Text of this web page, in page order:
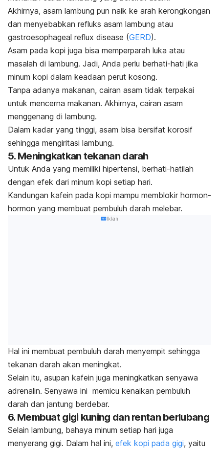
Akhirnya, asam lambung pun naik ke arah kerongkongan
dan menyebabkan refluks asam lambung atau
gastroesophageal reflux disease (GERD).
Asam pada kopi juga bisa memperparah luka atau
masalah di lambung. Jadi, Anda perlu berhati-hati jika
minum kopi dalam keadaan perut kosong.
Tanpa adanya makanan, cairan asam tidak terpakai
untuk mencerna makanan. Akhirnya, cairan asam
menggenang di lambung.
Dalam kadar yang tinggi, asam bisa bersifat korosif
sehingga mengiritasi lambung.
5. Meningkatkan tekanan darah
Untuk Anda yang memiliki hipertensi, berhati-hatilah
dengan efek dari minum kopi setiap hari.
Kandungan kafein pada kopi mampu memblokir hormon-
hormon yang membuat pembuluh darah melebar.
Iklan
Hal ini membuat pembuluh darah menyempit sehingga
tekanan darah akan meningkat.
Selain itu, asupan kafein juga meningkatkan senyawa
adrenalin. Senyawa ini memicu kenaikan pembuluh
darah dan jantung berdebar.
6. Membuat gigi kuning dan rentan berlubang
Selain lambung, bahaya minum setiap hari juga
menyerang gigi. Dalam hal ini, efek kopi pada gigi, yaitu